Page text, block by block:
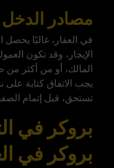
مصادر الدخل
في العقار، غالبًا
الإيجار، وقد تكون
المالك، أو من أكثر
يجب الاتفاق كتابة
تستحق، قبل إتمام
بروكر في
بروكر في